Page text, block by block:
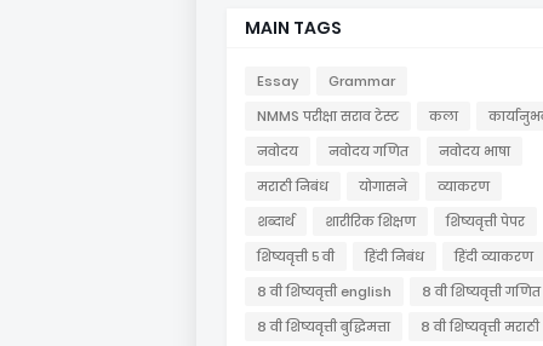
MAIN TAGS
Essay
Grammar
NMMS परीक्षा सराव टेस्ट
कला
नवोदय
नवोदय गणित
नवोदय भाषा
मराठी निबंध
योगासने
व्याकरण
शब्दार्थ
शारीरिक शिक्षण
शिष्यवृत्ती पेपर
शिष्यवृत्ती ५ वी
हिंदी निबंध
हिंदी व्याकरण
८ वी शिष्यवृत्ती english
८ वी शिष्यवृत्ती गणित
८ वी शिष्यवृत्ती बुद्धिमत्ता
८ वी शिष्यवृत्ती मराठी